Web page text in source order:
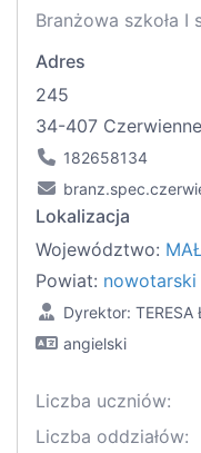
Branżowa szkoła I
Adres
245
34-407 Czerwienne
182658134
Lokalizacja
Województwo:
Powiat: nowotarski
Dyrektor: TERESA
angielski
Liczba uczniów:
Liczba oddziałów: